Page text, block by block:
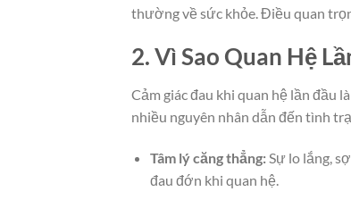
thường về sức khỏe. Điều quan
2. Vì Sao Quan Hệ
Cảm giác đau khi quan hệ lần đầu
nhiều nguyên nhân dẫn đến tình
Tâm lý căng thẳng:Sự lo lắng,
đau đớn khi quan hệ.